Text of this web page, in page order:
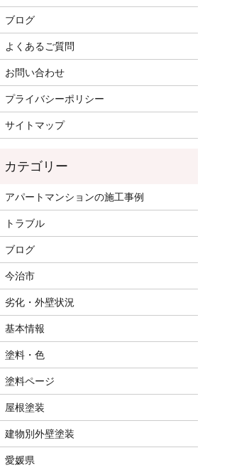
ブログ
よくあるご質問
お問い合わせ
プライバシーポリシー
サイトマップ
アパートマンションの施工事例
トラブル
ブログ
今治市
劣化・外壁状況
基本情報
塗料・色
塗料ページ
屋根塗装
建物別外壁塗装
愛媛県